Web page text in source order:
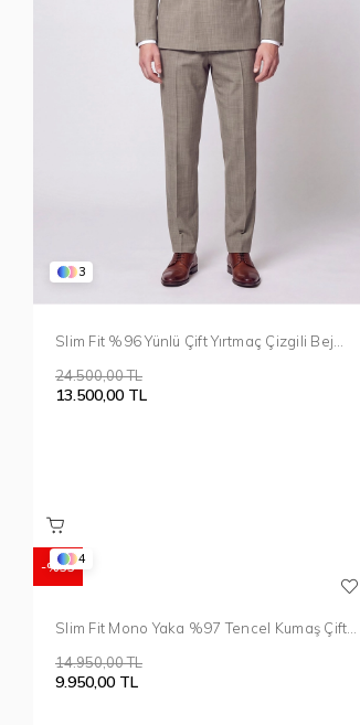
3
Slim Fit %96 Yünlü Çift Yırtmaç Çizgili Bej
13.500,00 TL
24.500,00 TL
4
Slim Fit Mono Yaka %97 Tencel Kumaş Çift
9.950,00 TL
14.950,00 TL
%33